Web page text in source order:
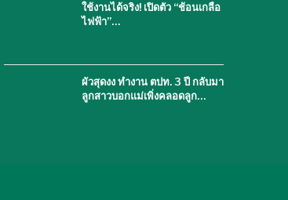
ใช้งานได้จริง! เปิดตัว “ช้อนเกลือ
ไฟฟ้า”…
ผัวสุดงง ทำงาน ตปท. 3 ปี กลับมา
ลูกสาวบอกแม่เพิ่งคลอดลูก…